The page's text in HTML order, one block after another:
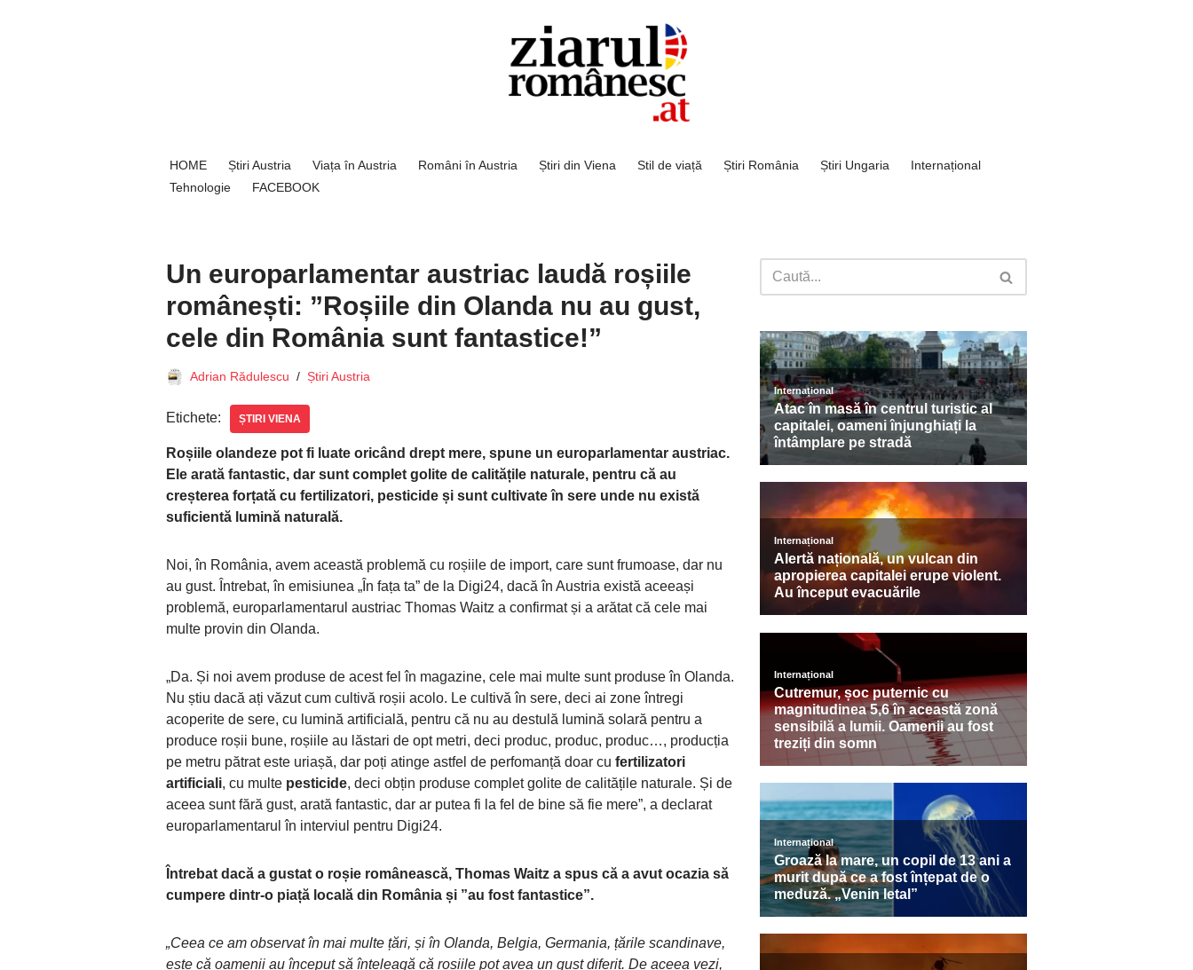
HOME Știri Austria Viața în Austria Români în Austria Știri din Viena Stil de viață Știri România Știri Ungaria
Internațional
Tehnologie
FACEBOOK
Un europarlamentar austriac laudă roșiile
românești: ”Roșiile din Olanda nu au gust,
cele din România sunt fantastice!”
Adrian Rădulescu Știri Austria
Etichete: ȘTIRI VIENA
Roșiile olandeze pot fi luate oricând drept mere, spune un europarlamentar austriac.
Ele arată fantastic, dar sunt complet golite de calitățile naturale, pentru că au
creșterea forțată cu fertilizatori, pesticide și sunt cultivate în sere unde nu există
suficientă lumină naturală.
Noi, în România, avem această problemă cu roșiile de import, care sunt frumoase, dar nu
au gust. Întrebat, în emisiunea „În fața ta” de la Digi24, dacă în Austria există aceeași
problemă, europarlamentarul austriac Thomas Waitz a confirmat și a arătat că cele mai
multe provin din Olanda.
„Da. Și noi avem produse de acest fel în magazine, cele mai multe sunt produse în Olanda.
Nu știu dacă ați văzut cum cultivă roșii acolo. Le cultivă în sere, deci ai zone întregi
acoperite de sere, cu lumină artificială, pentru că nu au destulă lumină solară pentru a
produce roșii bune, roșiile au lăstari de opt metri, deci produc, produc, produc…, producția
pe metru pătrat este uriașă, dar poți atinge astfel de perfomanță doar cu fertilizatori
artificiali, cu multe pesticide, deci obțin produse complet golite de calitățile naturale. Și de
aceea sunt fără gust, arată fantastic, dar ar putea fi la fel de bine să fie mere”, a declarat
europarlamentarul în interviul pentru Digi24.
Întrebat dacă a gustat o roșie românească, Thomas Waitz a spus că a avut ocazia să
cumpere dintr-o piață locală din România și ”au fost fantastice”.
„Ceea ce am observat în mai multe țări, și în Olanda, Belgia, Germania, țările scandinave,
este că oamenii au început să înțeleagă că roșiile pot avea un gust diferit. De aceea vezi,